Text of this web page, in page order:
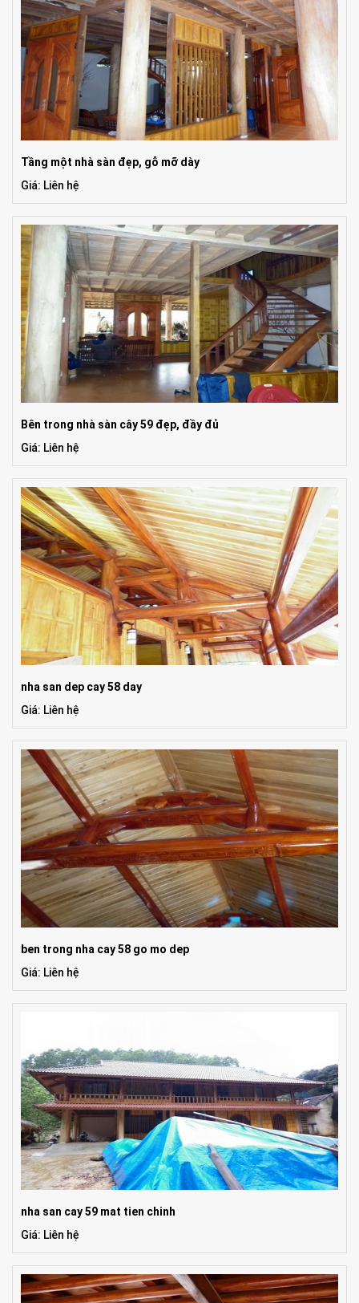
Tầng một nhà sàn đẹp, gỗ mỡ dày
Giá: Liên hệ
Bên trong nhà sàn cây 59 đẹp, đầy đủ
Giá: Liên hệ
nha san dep cay 58 day
Giá: Liên hệ
ben trong nha cay 58 go mo dep
Giá: Liên hệ
nha san cay 59 mat tien chinh
Giá: Liên hệ